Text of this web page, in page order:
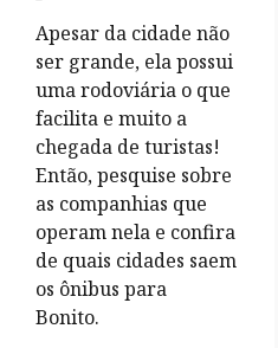
Apesar da cidade não
ser grande, ela possui
uma rodoviária o que
facilita e muito a
chegada de turistas!
Então, pesquise sobre
as companhias que
operam nela e confira
de quais cidades saem
os ônibus para
Bonito.